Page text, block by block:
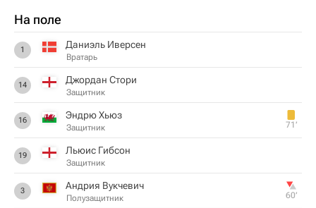
На поле
1 Даниэль Иверсен
Вратарь
14 Джордан Стори
Защитник
16 Эндрю Хьюз
Защитник 71‎’‎
19 Льюис Гибсон
Защитник
3 Андрия Вукчевич
Полузащитник 60‎’‎